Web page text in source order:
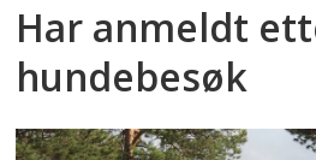
Har anmeldt
hundebesøk